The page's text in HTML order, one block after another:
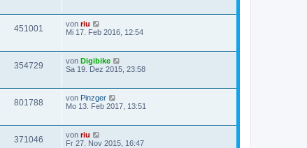
451001 von riu
Mi 17. Feb 2016, 12:54
354729 von Digibike
Sa 19. Dez 2015, 23:58
801788 von Pinzger
Mo 13. Feb 2017, 13:51
371046 von riu
Fr 27. Nov 2015, 16:47